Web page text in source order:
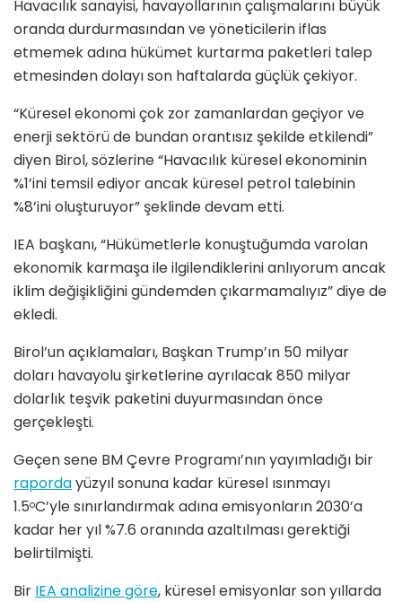
Havacılık sanayisi, havayollarının çalışmalarını büyük
oranda durdurmasından ve yöneticilerin iflas
etmemek adına hükümet kurtarma paketleri talep
etmesinden dolayı son haftalarda güçlük çekiyor.
“Küresel ekonomi çok zor zamanlardan geçiyor ve
enerji sektörü de bundan orantısız şekilde etkilendi”
diyen Birol, sözlerine “Havacılık küresel ekonominin
%1’ini temsil ediyor ancak küresel petrol talebinin
%8’ini oluşturuyor” şeklinde devam etti.
IEA başkanı, “Hükümetlerle konuştuğumda varolan
ekonomik karmaşa ile ilgilendiklerini anlıyorum ancak
iklim değişikliğini gündemden çıkarmamalıyız” diye de
ekledi.
Birol’un açıklamaları, Başkan Trump’ın 50 milyar
doları havayolu şirketlerine ayrılacak 850 milyar
dolarlık teşvik paketini duyurmasından önce
gerçekleşti.
Geçen sene BM Çevre Programı’nın yayımladığı bir
rapordayüzyıl sonuna kadar küresel ısınmayı
1.5oC’yle sınırlandırmak adına emisyonların 2030’a
kadar her yıl %7.6 oranında azaltılması gerektiği
belirtilmişti.
Bir IEA analizine göre, küresel emisyonlar son yıllarda